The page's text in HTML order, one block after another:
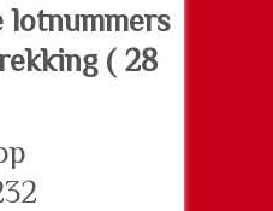
lotnummers
( 28